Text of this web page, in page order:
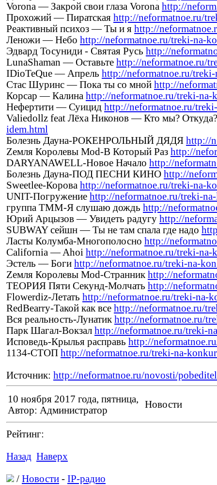
Vorona — Закрой свои глаза Vorona http://
Прохожий — Пиратская http://neformatnoe.ru/
Реактивный психоз — Ты и я http://
Леножи — Небо http://neformatnoe.ru/treki-na-
Эдвард Тосуниди - Святая Русь http://
LunaShaman — Оставьте http://neformatnoe.ru/
IDioTeQue — Апрель http://neformatnoe.ru/
Стас Шуринс — Пока ты со мной http://
Корсар — Калина http://neformatnoe.ru/treki-na-
Нефертити — Суицид http://neformatnoe.ru/
Valiedollz feat Лёха Никонов — Кто мы?
idem.html
Болезнь Дауна-РОКЕНРОЛЬНЫЙ ДЯДЯ http://
Zемля Королевы Моd-В Который Раз http://
DARYANAWELL-Новое Начало http://
Болезнь Дауна-ПОД ПЕСНИ КИНО http://
Sweetlee-Корова http://neformatnoe.ru/treki-na-
UNIT-Погружение http://neformatnoe.ru/treki-
группа ТММ-Я слушаю дождь http://
Юрий Арцызов — Увидеть радугу http://
SUBWAY сейшн — Ты не там спала где надо
Ласты Колумба-Многополосно http://
California — Ahoi http://neformatnoe.ru/treki-
Эстель — Боги http://neformatnoe.ru/treki-na-
Zемля Королевы Моd-Странник http://
ТЕОРИЯ Пяти Секунд-Молчать http://
Flowerdiz-Летать http://neformatnoe.ru/treki-na-
RedBearry-Такой как все http://neformatnoe.ru/
Вся реальность-Лунатик http://neformatnoe.ru/
Парк Шагал-Вокзал http://neformatnoe.ru/treki-
Исповедь-Крылья расправь http://
1134-СТОП http://neformatnoe.ru/treki-na-
Источник: http://neformatnoe.ru/novosti/
10 ноября 2017 года, пятница,
Автор: Администратор
Новости
Рейтинг:
Назад Наверх
/ Новости - IP-радио